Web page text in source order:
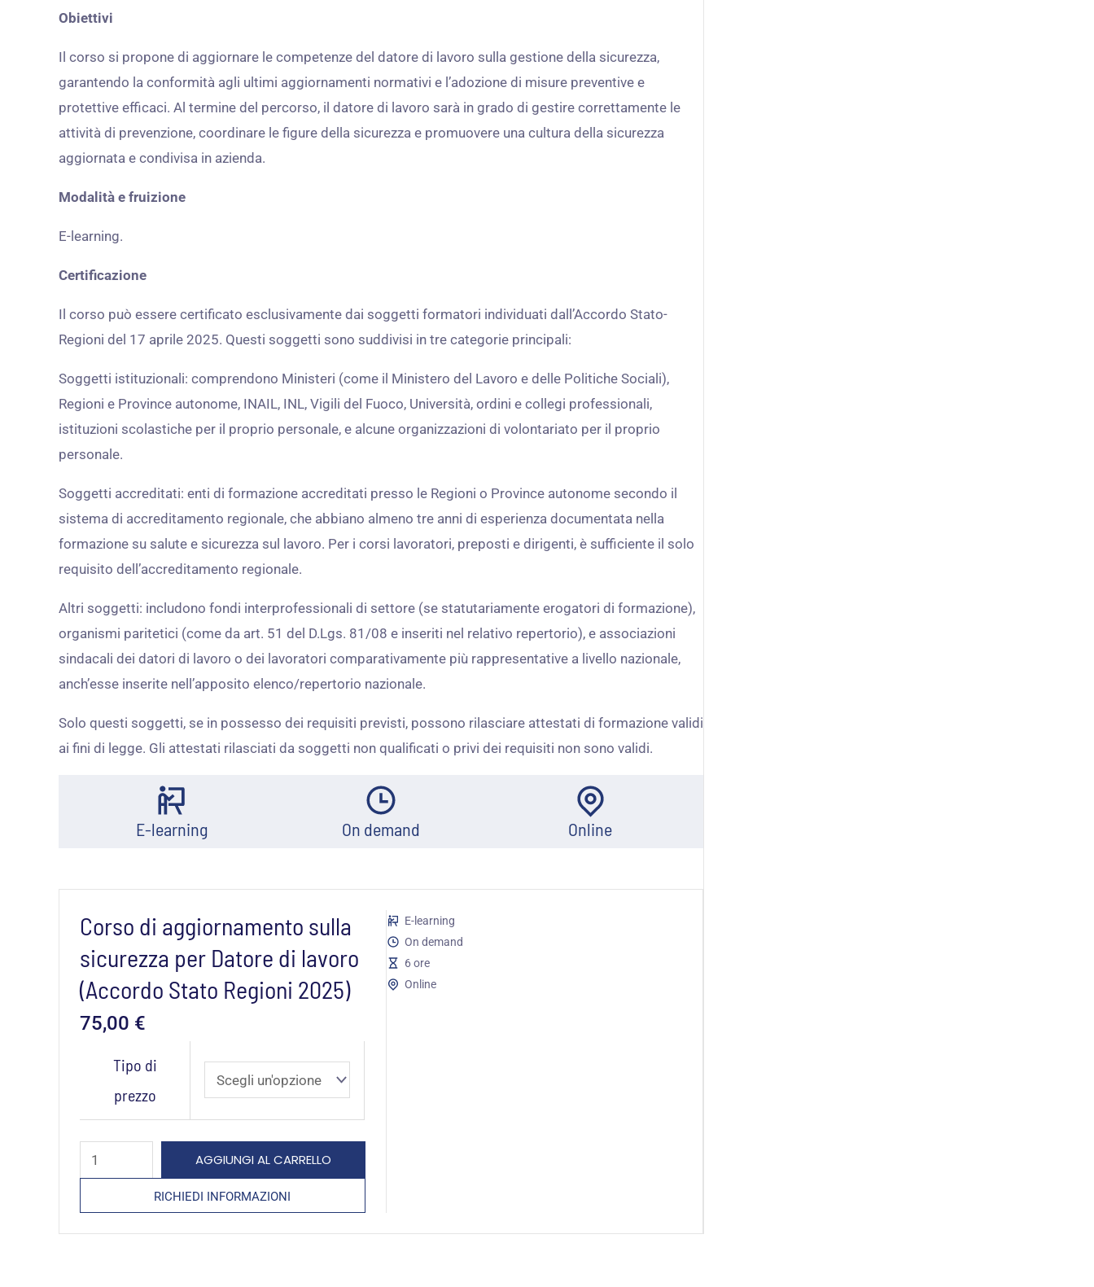
Obiettivi
Il corso si propone di aggiornare le competenze del datore di lavoro sulla gestione della sicurezza,
garantendo la conformità agli ultimi aggiornamenti normativi e l’adozione di misure preventive e
protettive efficaci. Al termine del percorso, il datore di lavoro sarà in grado di gestire correttamente le
attività di prevenzione, coordinare le figure della sicurezza e promuovere una cultura della sicurezza
aggiornata e condivisa in azienda.
Modalità e fruizione
E-learning.
Certificazione
Il corso può essere certificato esclusivamente dai soggetti formatori individuati dall’Accordo Stato-
Regioni del 17 aprile 2025. Questi soggetti sono suddivisi in tre categorie principali:
Soggetti istituzionali: comprendono Ministeri (come il Ministero del Lavoro e delle Politiche Sociali),
Regioni e Province autonome, INAIL, INL, Vigili del Fuoco, Università, ordini e collegi professionali,
istituzioni scolastiche per il proprio personale, e alcune organizzazioni di volontariato per il proprio
personale.
Soggetti accreditati: enti di formazione accreditati presso le Regioni o Province autonome secondo il
sistema di accreditamento regionale, che abbiano almeno tre anni di esperienza documentata nella
formazione su salute e sicurezza sul lavoro. Per i corsi lavoratori, preposti e dirigenti, è sufficiente il solo
requisito dell’accreditamento regionale.
Altri soggetti: includono fondi interprofessionali di settore (se statutariamente erogatori di formazione),
organismi paritetici (come da art. 51 del D.Lgs. 81/08 e inseriti nel relativo repertorio), e associazioni
sindacali dei datori di lavoro o dei lavoratori comparativamente più rappresentative a livello nazionale,
anch’esse inserite nell’apposito elenco/repertorio nazionale.
Solo questi soggetti, se in possesso dei requisiti previsti, possono rilasciare attestati di formazione validi
ai fini di legge. Gli attestati rilasciati da soggetti non qualificati o privi dei requisiti non sono validi.
E-learning On demand Online
Corso di aggiornamento sulla
sicurezza per Datore di lavoro
(Accordo Stato Regioni 2025)
75,00 €
Tipo di
prezzo
aggiornamento
sicurezza
per
di
AGGIUNGI AL CARRELLO
RICHIEDI INFORMAZIONI
E-learning
On demand
6 ore
Online